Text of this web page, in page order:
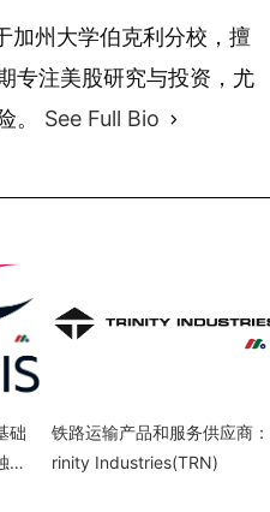
加州大学伯克利分校，擅
专注美股研究与投资，尤
。 See Full Bio
础
角
铁路运输产品和服务供应商
rinity Industries(TRN)